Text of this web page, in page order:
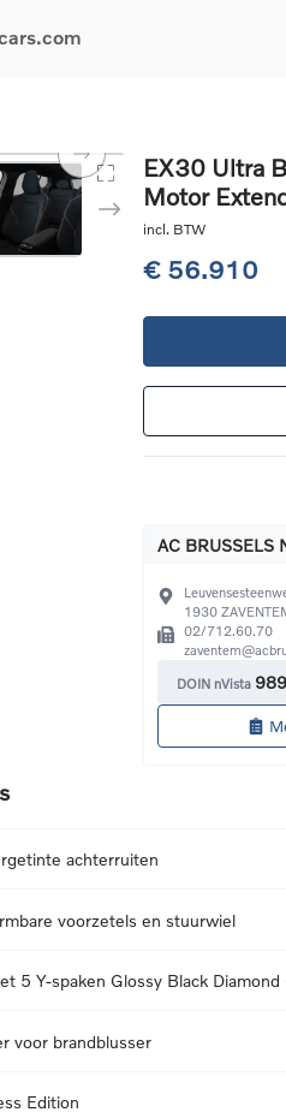
auto's
auto's
auto's
Boek een onderhoud
Onderhoud & herstellingen
Overname van uw auto
24/7 Pechverhelping
EX30 Ultra
Motor
incl. BTW
€ 56.910
AC BRUSSELS
1930
02/712.60.70
DOIN nVista
achterruiten
voorzetels en stuurwiel
5 Y-spaken Glossy Black Diamond
voor brandblusser
Edition